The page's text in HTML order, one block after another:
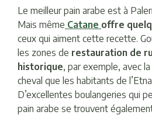
Le meilleur pain arabe est à
Mais même Catane offre
ceux qui aiment cette recette.
les zones de restauration de
historique, par exemple, avec
cheval que les habitants de
D’excellentes boulangeries qui
pain arabe se trouvent